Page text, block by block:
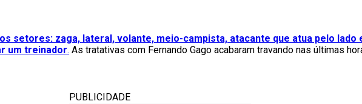
setores: zaga, lateral, volante, meio-campista, atacante que atua pelo lado
um treinador. As tratativas com Fernando Gago acabaram travando nas últimas
PUBLICIDADE